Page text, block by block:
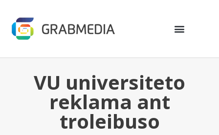
VU universiteto
reklama ant
troleibuso